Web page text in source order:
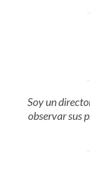
Soy un
observar sus